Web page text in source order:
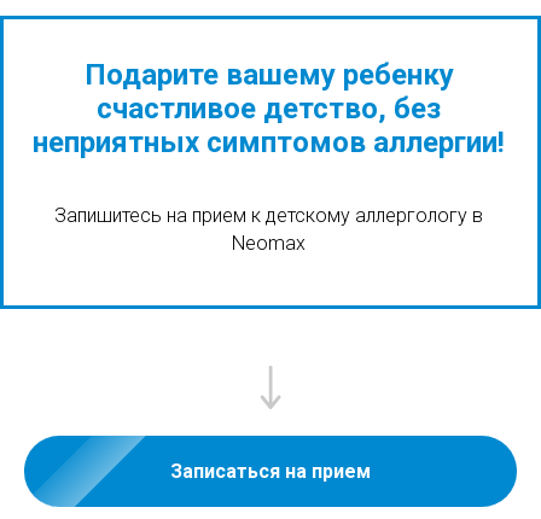
Подарите вашему ребенку
счастливое детство, без
неприятных симптомов аллергии!
Запишитесь на прием к детскому аллергологу в
Neomax
Записаться на прием